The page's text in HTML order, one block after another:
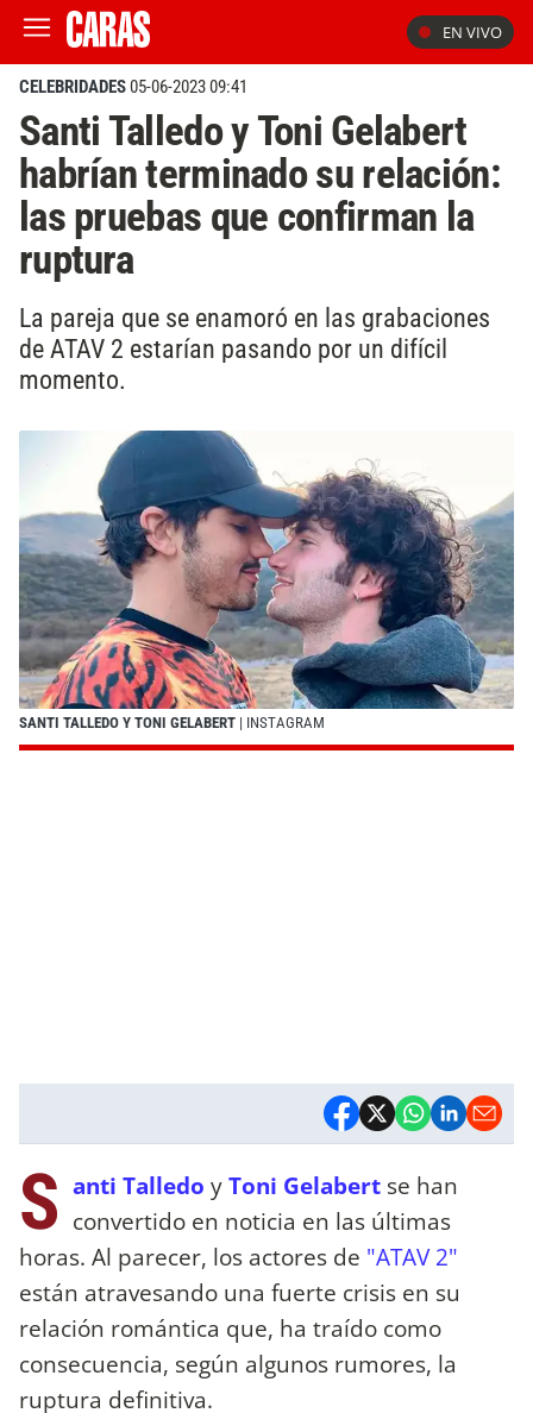
EN VIVO
CELEBRIDADES05-06-2023 09:41
Santi Talledo y Toni Gelabert
habrían terminado su relación:
las pruebas que confirman la
ruptura
La pareja que se enamoró en las grabaciones
de ATAV 2 estarían pasando por un difícil
momento.
SANTI TALLEDO Y TONI GELABERT | INSTAGRAM
S anti Talledo yToni Gelabert se han
convertido en noticia en las últimas
horas. Al parecer, los actores de "ATAV 2"
están atravesando una fuerte crisis en su
relación romántica que, ha traído como
consecuencia, según algunos rumores, la
ruptura definitiva.